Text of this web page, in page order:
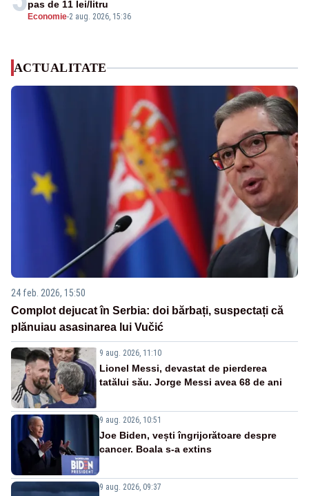
Economie-2 aug. 2026, 15:36
pas de 11 lei/litru
ACTUALITATE
24 feb. 2026, 15:50
Complot dejucat în Serbia: doi bărbați, suspectați că
plănuiau asasinarea lui Vučić
9 aug. 2026, 11:10
Lionel Messi, devastat de pierderea
tatălui său. Jorge Messi avea 68 de ani
9 aug. 2026, 10:51
Joe Biden, vești îngrijorătoare despre
cancer. Boala s-a extins
9 aug. 2026, 09:37